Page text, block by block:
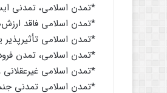
*تمدن اسلامی، تمدنی
*تمدن اسلامی فاقد
*تمدن اسلامی تأثیر‌پذیر
*تمدن اسلامی، تمدن
*تمدن اسلامی
*تمدن اسلامی تمدنی